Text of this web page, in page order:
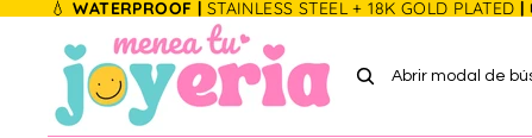
💧WATERPROOF | STAINLESS STEEL + 18K GOLD PLATED |
Abrir modal de